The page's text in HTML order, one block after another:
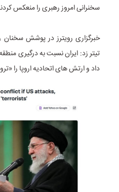
سخنرانی امروز رهبری را منعکس
خبرگزاری رویترز در پوشش سخنان
تیتر زد: ایران نسبت به درگیری
داد و ارتش‌ های اتحادیه اروپا را